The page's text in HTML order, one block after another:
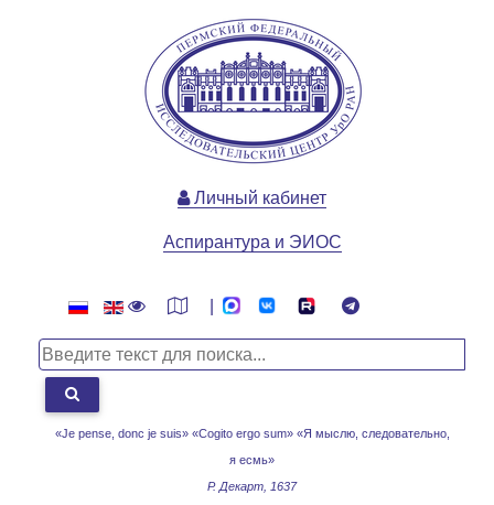
«Je pense, donc je suis» «Cogito ergo sum» «Я мыслю, следовательно,
я есмь»
Р. Декарт, 1637
Личный кабинет
Аспирантура и ЭИОС